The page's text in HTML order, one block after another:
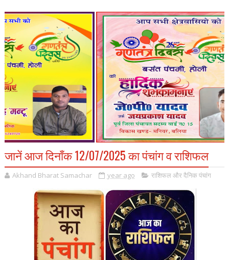
जानें आज दिनाँक 12/07/2025 का पंचांग व राशिफल
Akhand Bharat Samachar year ago राशिफल और दैनिक पंचांग